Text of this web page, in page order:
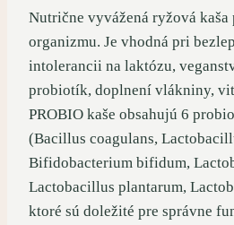
Nutrične vyvážená ryžová kaša
organizmu. Je vhodná pri
intolerancii na laktózu,
probiotík, doplnení vlákniny,
PROBIO kaše obsahujú 6
(Bacillus coagulans,
Bifidobacterium bifidum,
Lactobacillus plantarum,
ktoré sú doležité pre správne